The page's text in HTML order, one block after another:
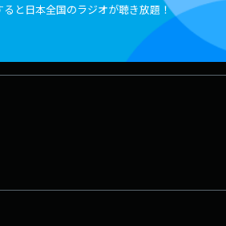
と日本全国のラジオが聴き放題！